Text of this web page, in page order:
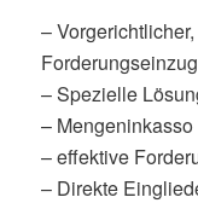
–
– Spezielle
–
– effektive
– Direkte